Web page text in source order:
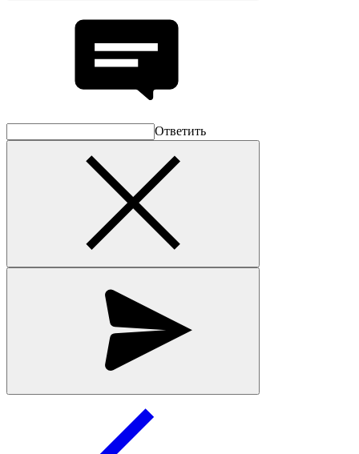
Ответить